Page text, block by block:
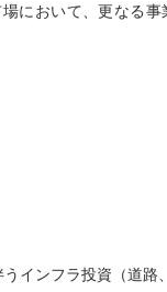
において、更なる事
インフラ投資（道